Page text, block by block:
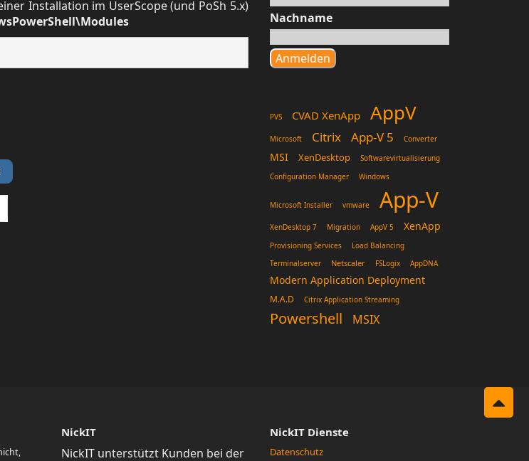
Installation im UserScope (und PoSh 5.x)
Page
Nachname
PVS CVAD XenApp AppV
Microsoft Citrix App-V 5 Converter
MSI XenDesktop
Softwarevirtualisierung
Configuration Manager
Windows
Microsoft Installer vmware App-V
XenDesktop 7 Migration AppV 5 XenApp
Provisioning Services
Load Balancing
Terminalserver
Netscaler FSLogix AppDNA
Modern Application Deployment
M.A.D Citrix Application Streaming
Powershell MSIX
NickIT
NickIT unterstützt Kunden bei der
NickIT Dienste
Datenschutz